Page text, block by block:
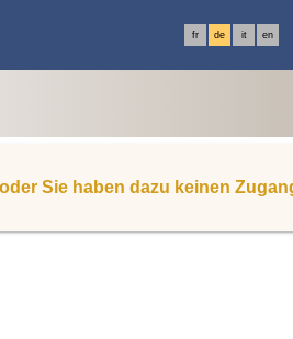
fr de it en
Sie haben dazu keinen